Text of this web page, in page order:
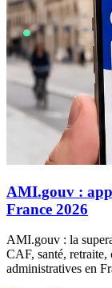
AMI.gouv :
France 2026
AMI.gouv : la
CAF, santé, retraite,
administratives en